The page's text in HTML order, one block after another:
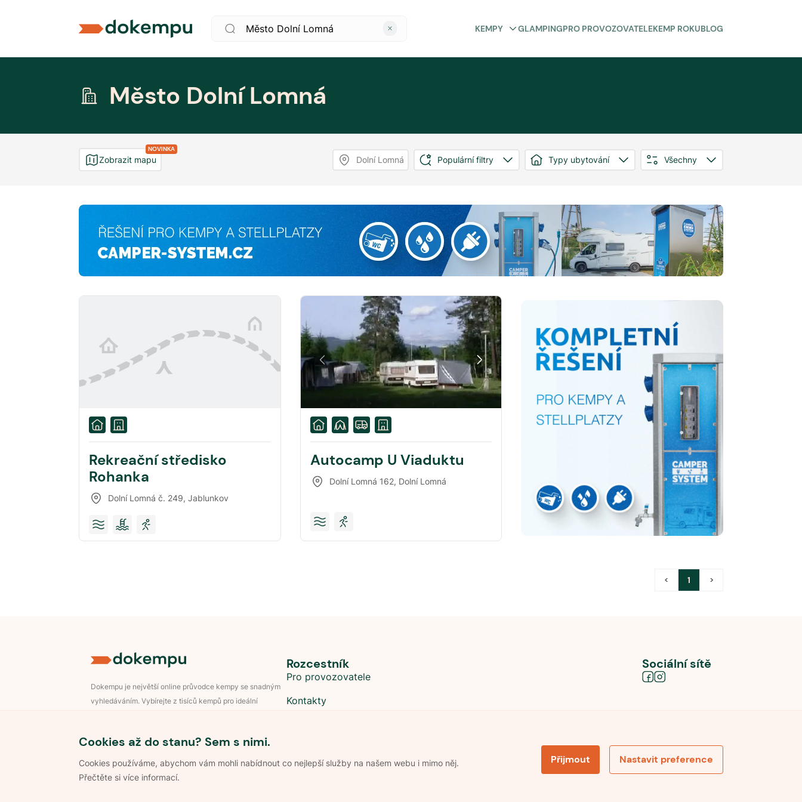
KEMPY GLAMPINGPRO PROVOZOVATELEKEMP ROKUBLOG
Město Dolní Lomná
NOVINKA
Zobrazit mapu Dolní Lomná Populární filtry Typy ubytování Všechny
Rekreační středisko
Rohanka
Dolní Lomná č. 249, Jablunkov
Autocamp U Viaduktu
Dolní Lomná 162, Dolní Lomná
< 1 >
Cookies až do stanu? Sem s nimi.
Cookies používáme, abychom vám mohli nabídnout co nejlepší služby na našem webu i mimo něj.
Přečtěte si více informací.
Přijmout Nastavit preference
Dokempu je největší online průvodce kempy se snadným
vyhledáváním. Vybírejte z tisíců kempů pro ideální
Rozcestník
Pro provozovatele
Kontakty
Sociální sítě